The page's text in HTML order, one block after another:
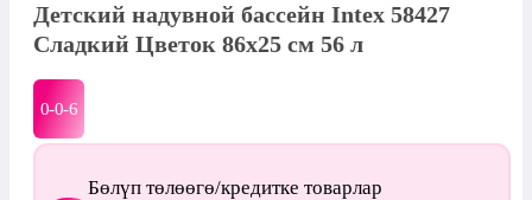
Детский надувной бассейн Intex 58427
Сладкий Цветок 86x25 см 56 л
0-0-6
Бөлүп төлөөгө/кредитке товарлар